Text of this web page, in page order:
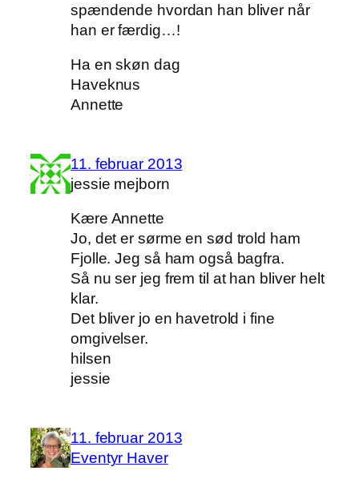
spændende hvordan han bliver når
han er færdig…!
Ha en skøn dag
Haveknus
Annette
11. februar 2013
jessie mejborn
Kære Annette
Jo, det er sørme en sød trold ham
Fjolle. Jeg så ham også bagfra.
Så nu ser jeg frem til at han bliver helt
klar.
Det bliver jo en havetrold i fine
omgivelser.
hilsen
jessie
11. februar 2013
Eventyr Haver